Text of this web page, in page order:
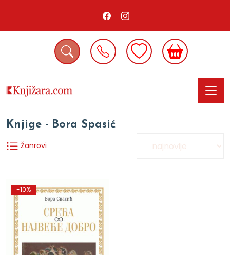
Knjige - Bora Spasić
Žanrovi
-10%